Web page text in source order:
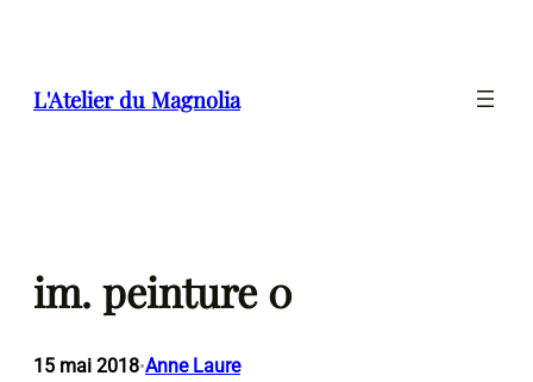
L'Atelier du Magnolia
im. peinture 0
15 mai 2018•Anne Laure